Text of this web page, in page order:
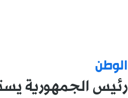
الوطن
رئيس الجمهورية